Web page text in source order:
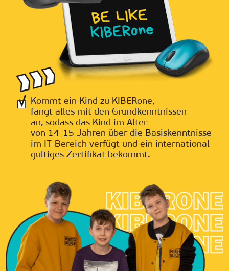
Kommt ein Kind zu KIBERone,
fängt alles mit den Grundkenntnissen
an, sodass das Kind im Alter
von 14-15 Jahren über die Basiskenntnisse
im IT-Bereich verfügt und ein international
gültiges Zertifikat bekommt.